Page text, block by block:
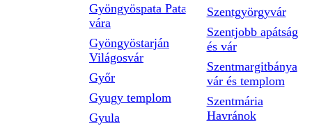
Gyöngyöspata Pata
vára
Gyöngyöstarján
Világosvár
Győr
Gyugy templom
Gyula
Szentgyörgyvár
Szentjobb apátság
és vár
Szentmargitbánya
vár és templom
Szentmária
Havránok